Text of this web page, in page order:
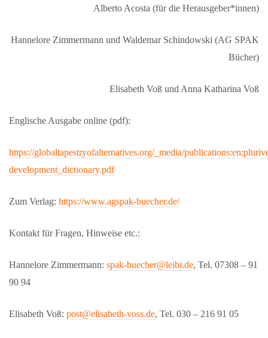
Alberto Acosta (für die Herausgeber*innen)
Hannelore Zimmermann und Waldemar Schindowski (AG SPAK
Bücher)
Elisabeth Voß und Anna Katharina Voß
Englische Ausgabe online (pdf):
https://globaltapestryofalternatives.org/_media/
development_dictionary.pdf
Zum Verlag: https://www.agspak-buecher.de/
Kontakt für Fragen, Hinweise etc.:
Hannelore Zimmermann: spak-buecher@leibi.de, Tel. 07308 – 91
90 94
Elisabeth Voß: post@elisabeth-voss.de, Tel. 030 – 216 91 05